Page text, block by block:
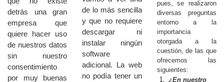
detrás una gran
empresa que
quiere hacer uso
de nuestros datos
sin nuestro
consentimiento
por muy buenas
de lo más sencilla
y que no requiere
descargar ni
instalar ningún
software
adicional. La web
no podía tener un
pues, se realizaron
diversas preguntas
entorno a la
importancia
otorgada a la
cuestión, de las que
ofrecemos las
siguientes:
¿En nuestro